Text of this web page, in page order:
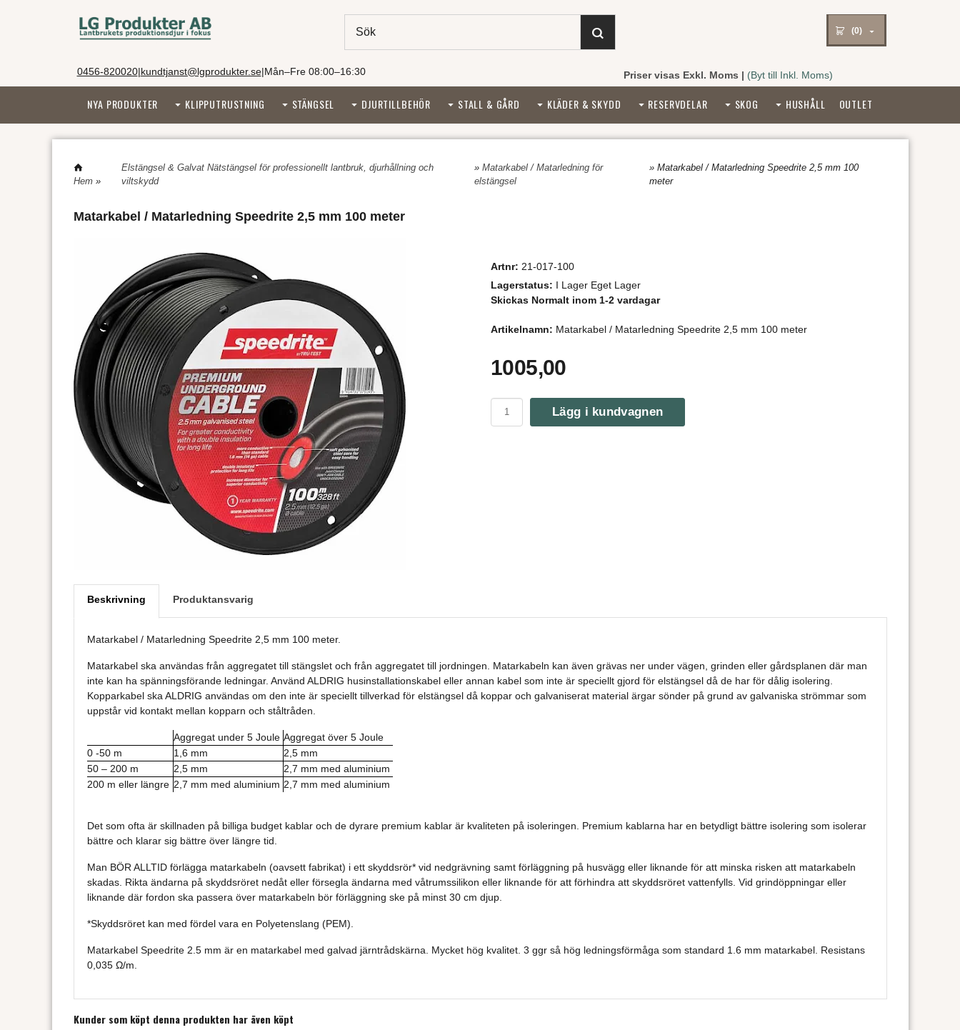
(0)
0456-820020|kundtjanst@lgprodukter.se|Mån–Fre 08:00–16:30 Priser visas Exkl. Moms | (Byt till Inkl. Moms)
NYA PRODUKTER KLIPPUTRUSTNING STÄNGSEL DJURTILLBEHÖR STALL & GÅRD KLÄDER & SKYDD RESERVDELAR SKOG HUSHÅLL OUTLET
Hem»
Elstängsel & Galvat Nätstängsel för professionellt lantbruk, djurhållning och
viltskydd
» Matarkabel / Matarledning för
elstängsel
» Matarkabel / Matarledning Speedrite 2,5 mm 100
meter
Matarkabel / Matarledning Speedrite 2,5 mm 100 meter
Artnr: 21-017-100
Lagerstatus: I Lager Eget Lager
Skickas Normalt inom 1-2 vardagar
Artikelnamn: Matarkabel / Matarledning Speedrite 2,5 mm 100 meter
1005,00
Lägg i kundvagnen
Beskrivning Produktansvarig
Matarkabel / Matarledning Speedrite 2,5 mm 100 meter.
Matarkabel ska användas från aggregatet till stängslet och från aggregatet till jordningen. Matarkabeln kan även grävas ner under vägen, grinden eller gårdsplanen där man
inte kan ha spänningsförande ledningar. Använd ALDRIG husinstallationskabel eller annan kabel som inte är speciellt gjord för elstängsel då de har för dålig isolering.
Kopparkabel ska ALDRIG användas om den inte är speciellt tillverkad för elstängsel då koppar och galvaniserat material ärgar sönder på grund av galvaniska strömmar som
uppstår vid kontakt mellan kopparn och ståltråden.
Aggregat under 5 Joule Aggregat över 5 Joule
0 -50 m
1,6 mm
2,5 mm
50 – 200 m
2,5 mm
2,7 mm med aluminium
200 m eller längre 2,7 mm med aluminium 2,7 mm med aluminium
Det som ofta är skillnaden på billiga budget kablar och de dyrare premium kablar är kvaliteten på isoleringen. Premium kablarna har en betydligt bättre isolering som isolerar
bättre och klarar sig bättre över längre tid.
Man BÖR ALLTID förlägga matarkabeln (oavsett fabrikat) i ett skyddsrör* vid nedgrävning samt förläggning på husvägg eller liknande för att minska risken att matarkabeln
skadas. Rikta ändarna på skyddsröret nedåt eller försegla ändarna med våtrumssilikon eller liknande för att förhindra att skyddsröret vattenfylls. Vid grindöppningar eller
liknande där fordon ska passera över matarkabeln bör förläggning ske på minst 30 cm djup.
*Skyddsröret kan med fördel vara en Polyetenslang (PEM).
Matarkabel Speedrite 2.5 mm är en matarkabel med galvad järntrådskärna. Mycket hög kvalitet. 3 ggr så hög ledningsförmåga som standard 1.6 mm matarkabel. Resistans
0,035 Ω/m.
Kunder som köpt denna produkten har även köpt